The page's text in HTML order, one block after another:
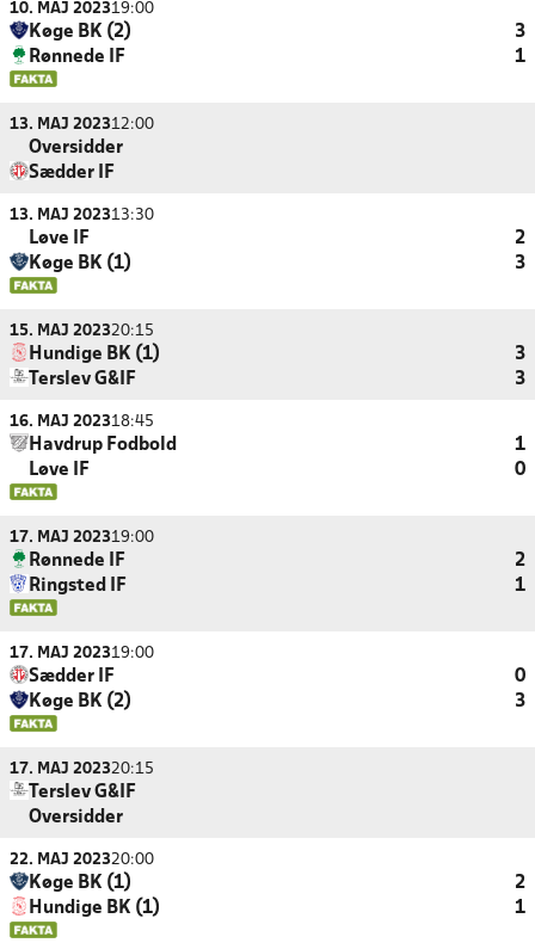
10. MAJ 202319:00
Køge BK (2)
3
Rønnede IF
1
13. MAJ 202312:00
Oversidder
Sædder IF
13. MAJ 202313:30
Løve IF
2
Køge BK (1)
3
15. MAJ 202320:15
Hundige BK (1)
3
Terslev G&IF
3
16. MAJ 202318:45
Havdrup Fodbold
1
Løve IF
0
17. MAJ 202319:00
Rønnede IF
2
Ringsted IF
1
17. MAJ 202319:00
Sædder IF
0
Køge BK (2)
3
17. MAJ 202320:15
Terslev G&IF
Oversidder
22. MAJ 202320:00
Køge BK (1)
2
Hundige BK (1)
1